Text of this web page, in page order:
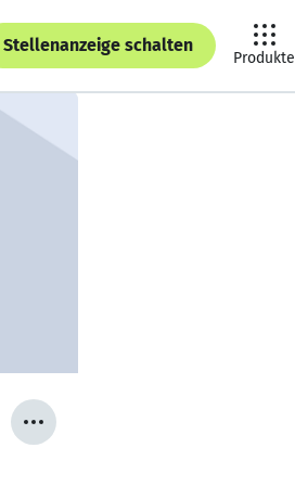
Stellenanzeige schalten
Produkte